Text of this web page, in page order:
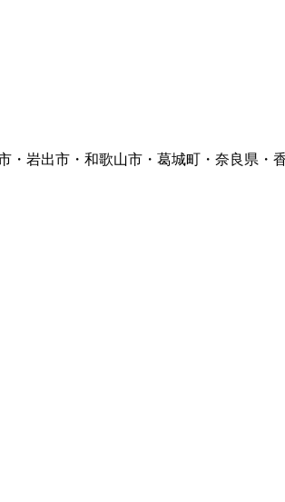
・岩出市・和歌山市・葛城町・奈良県